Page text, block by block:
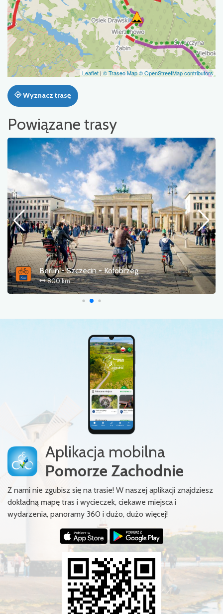
Leaflet | © Traseo Map© OpenStreetMap contributors
Wyznacz trasę
Powiązane trasy
Świdwin - Złocieniec Starym Kolejowym Szlakiem
55.0 km
Aplikacja mobilna
Pomorze Zachodnie
Z nami nie zgubisz się na trasie! W naszej aplikacji znajdziesz
dokładną mapę tras i wycieczek, ciekawe miejsca i
wydarzenia, panoramy 360 i dużo, dużo więcej!